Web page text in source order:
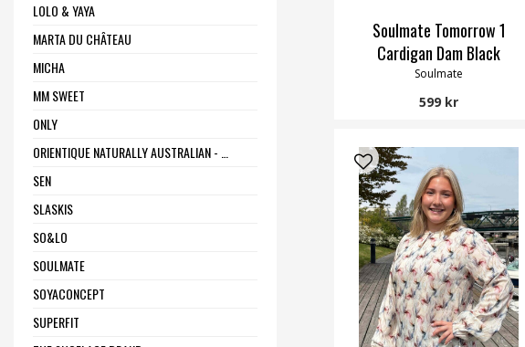
LOLO & YAYA
MARTA DU CHÂTEAU
MICHA
MM SWEET
ONLY
SEN
SLASKIS
SO&LO
SOULMATE
SOYACONCEPT
SUPERFIT
Soulmate Tomorrow 1
Cardigan Dam Black
Soulmate
599 kr